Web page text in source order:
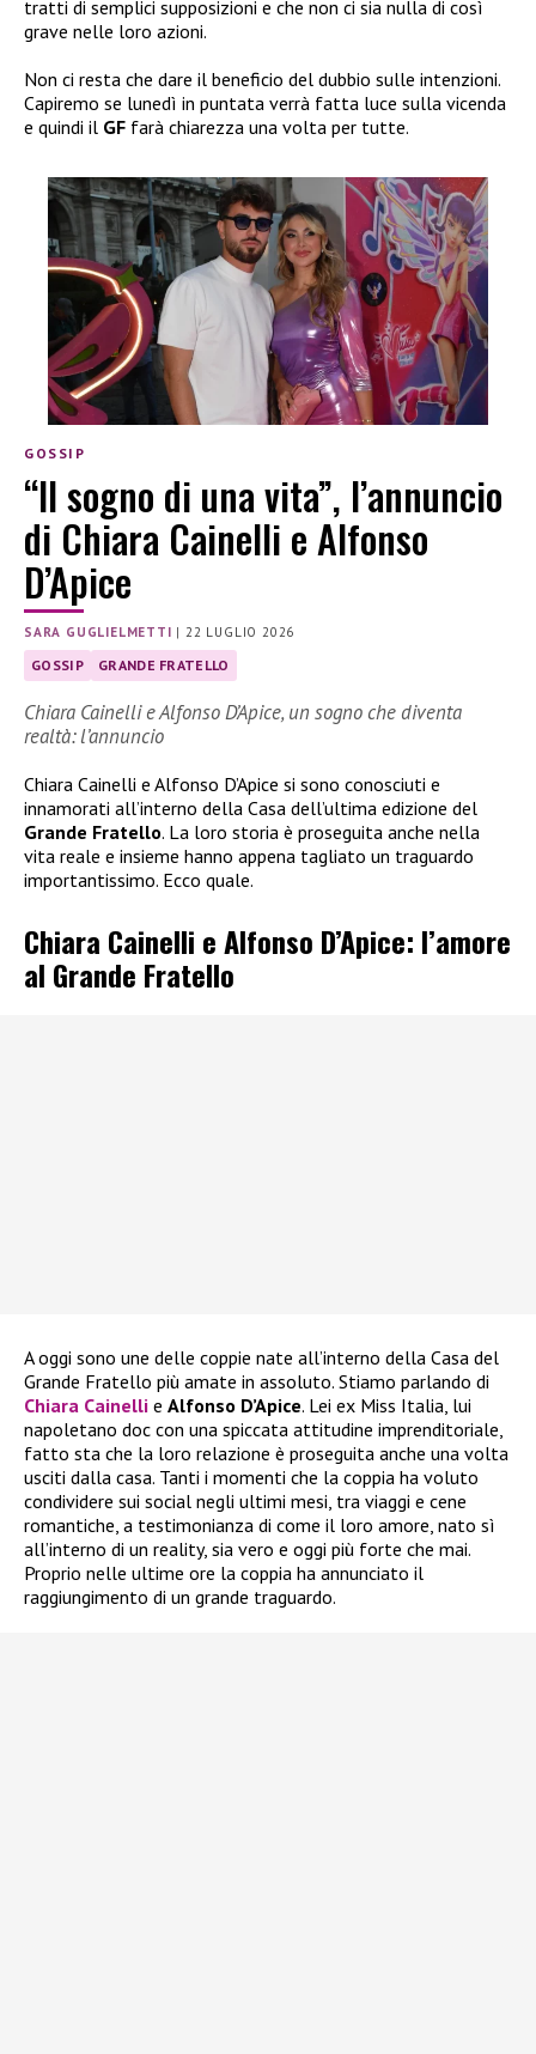
tratti di semplici supposizioni e che non ci sia nulla di così
grave nelle loro azioni.
Non ci resta che dare il beneficio del dubbio sulle intenzioni.
Capiremo se lunedì in puntata verrà fatta luce sulla vicenda
e quindi il GF farà chiarezza una volta per tutte.
GOSSIP
“Il sogno di una vita”, l’annuncio
di Chiara Cainelli e Alfonso
D’Apice
SARA GUGLIELMETTI | 22 LUGLIO 2026
GOSSIP GRANDE FRATELLO
Chiara Cainelli e Alfonso D’Apice, un sogno che diventa
realtà: l’annuncio
Chiara Cainelli e Alfonso D’Apice si sono conosciuti e
innamorati all’interno della Casa dell’ultima edizione del
Grande Fratello. La loro storia è proseguita anche nella
vita reale e insieme hanno appena tagliato un traguardo
importantissimo. Ecco quale.
Chiara Cainelli e Alfonso D’Apice: l’amore
al Grande Fratello
A oggi sono une delle coppie nate all’interno della Casa del
Grande Fratello più amate in assoluto. Stiamo parlando di
Chiara Cainelli e Alfonso D’Apice. Lei ex Miss Italia, lui
napoletano doc con una spiccata attitudine imprenditoriale,
fatto sta che la loro relazione è proseguita anche una volta
usciti dalla casa. Tanti i momenti che la coppia ha voluto
condividere sui social negli ultimi mesi, tra viaggi e cene
romantiche, a testimonianza di come il loro amore, nato sì
all’interno di un reality, sia vero e oggi più forte che mai.
Proprio nelle ultime ore la coppia ha annunciato il
raggiungimento di un grande traguardo.